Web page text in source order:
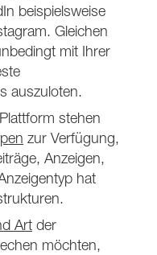
beispielsweise
Gleichen
mit Ihrer
auszuloten.
stehen
zur Verfügung,
Anzeigen,
hat
Art der
möchten,